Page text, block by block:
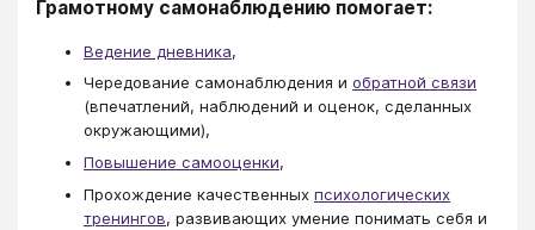
Грамотному самонаблюдению помогает:
Ведение дневника,
Чередование самонаблюдения и обратной связи
(впечатлений, наблюдений и оценок, сделанных
окружающими),
Повышение самооценки,
Прохождение качественных психологических
тренингов, развивающих умение понимать себя и